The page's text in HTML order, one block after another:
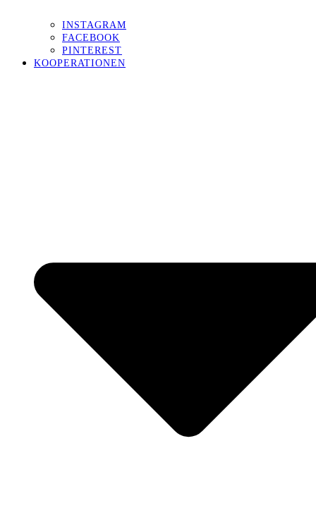
INSTAGRAM
FACEBOOK
PINTEREST
KOOPERATIONEN